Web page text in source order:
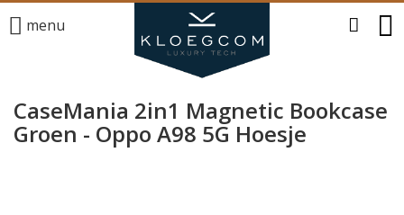
menu
CaseMania 2in1 Magnetic Bookcase
Groen - Oppo A98 5G Hoesje